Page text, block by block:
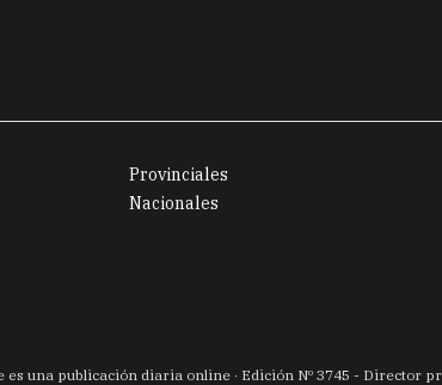
Provinciales
Nacionales
es una publicación diaria online · Edición Nº3745 - Director